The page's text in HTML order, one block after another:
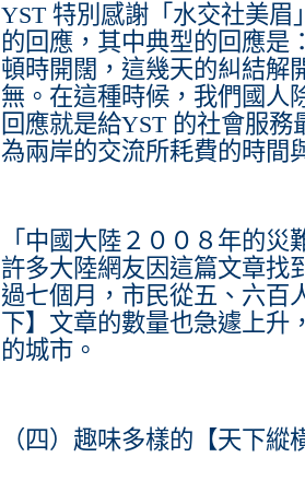
YST 特別感謝「水交社美眉
的回應，其中典型的回應是
頓時開闊，這幾天的糾結解
無。在這種時候，我們國人
回應就是給YST 的社會服
為兩岸的交流所耗費的時間
「中國大陸２００８年的
許多大陸網友因這篇文章找
過七個月，市民從五、六百
下】文章的數量也急遽上升
的城市。
（四）趣味多樣的【天下縱